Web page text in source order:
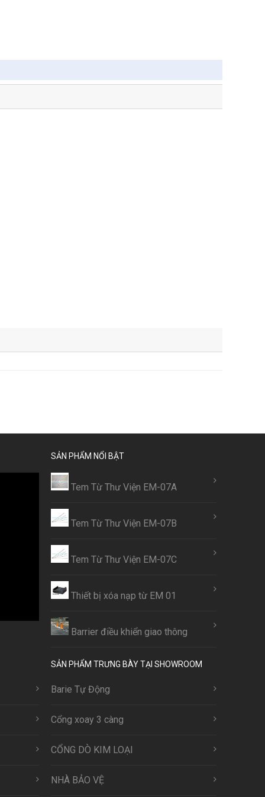
SẢN PHẨM NỔI BẬT
Tem Từ Thư Viện EM-07A
Tem Từ Thư Viện EM-07B
Tem Từ Thư Viện EM-07C
Thiết bị xóa nạp từ EM 01
Barrier điều khiển giao thông
SẢN PHẨM TRƯNG BÀY TẠI SHOWROOM
Barie Tự Động
Cổng xoay 3 càng
CỔNG DÒ KIM LOẠI
NHÀ BẢO VỆ